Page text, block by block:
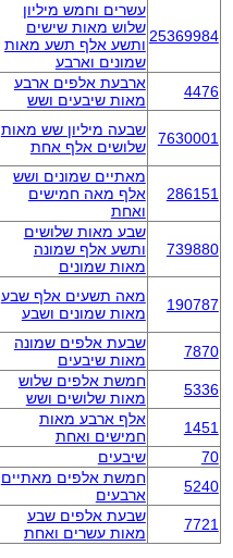
25369984
עשרים וחמש מיליון
שלוש מאות שישים
ותשע אלף תשע מאות
שמונים וארבע
4476
ארבעת אלפים ארבע
מאות שיבעים ושש
7630001
שבעה מיליון שש מאות
שלושים אלף אחת
286151
מאתיים שמונים ושש
אלף מאה חמישים
ואחת
739880
שבע מאות שלושים
ותשע אלף שמונה
מאות שמונים
190787
מאה תשעים אלף שבע
מאות שמונים ושבע
7870
שבעת אלפים שמונה
מאות שיבעים
5336
חמשת אלפים שלוש
מאות שלושים ושש
1451
אלף ארבע מאות
חמישים ואחת
70
שיבעים
5240
חמשת אלפים מאתיים
ארבעים
7721
שבעת אלפים שבע
מאות עשרים ואחת